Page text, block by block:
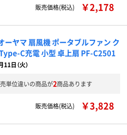
販売価格(税込) ￥2,178
ーヤマ 扇風機 ポータブルファン ク
C充電 小型 卓上扇 PF-C2501
日（火）
売単位違いの商品が2商品あります
販売価格(税込) ￥3,828